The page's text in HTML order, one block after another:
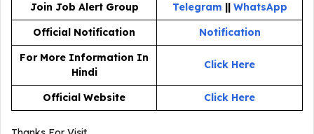
Join Job Alert Group
Telegram || WhatsApp
Official Notification
Notification
For More Information In
Hindi
Click Here
Official Website Click Here